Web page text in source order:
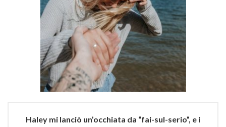
Haley mi lanciò un’occhiata da “fai-sul-serio”, e i